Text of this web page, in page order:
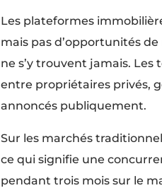
Les plateformes
mais pas d’opportunités
ne s’y trouvent jamais.
entre propriétaires privés,
annoncés publiquement.
Sur les marchés
ce qui signifie une
pendant trois mois sur le